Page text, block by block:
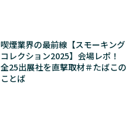
喫煙業界の最前線【スモーキング
コレクション2025】会場レポ！
全25出展社を直撃取材＃たばこの
ことば